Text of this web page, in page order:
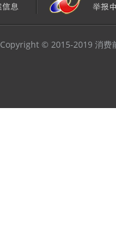
Copyright © 2015-2019 消费